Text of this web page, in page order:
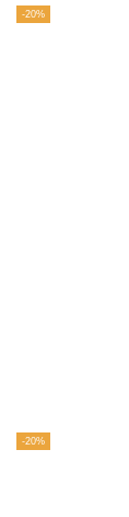
-20%
-20%